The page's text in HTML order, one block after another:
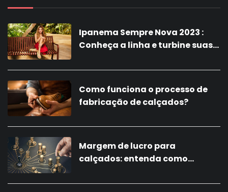
Ipanema Sempre Nova 2023 :
Conheça a linha e turbine suas
Como funciona o processo de
fabricação de calçados?
Margem de lucro para
calçados: entenda como